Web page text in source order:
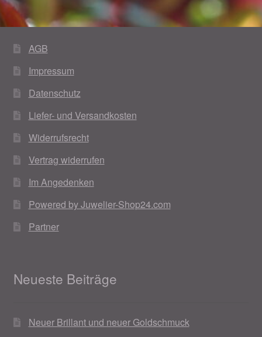
Im Gedenken an
Impressum
Karneval 2015 – Schmuck zu Fasching & Co.
Karneval 2020 – Schmuck zu Fasching & Co.
Kasse
Liefer- und Versandkosten
Magisches und Festliches zu Halloween
Magisches und Festliches zu Halloween 2021
Magisches und Festliches zu Halloween 2022
AGB
Impressum
Datenschutz
Liefer- und Versandkosten
Widerrufsrecht
Vertrag widerrufen
Im Angedenken
Powered by Juwelier-Shop24.com
Partner
Neueste Beiträge
Neuer Brillant und neuer Goldschmuck